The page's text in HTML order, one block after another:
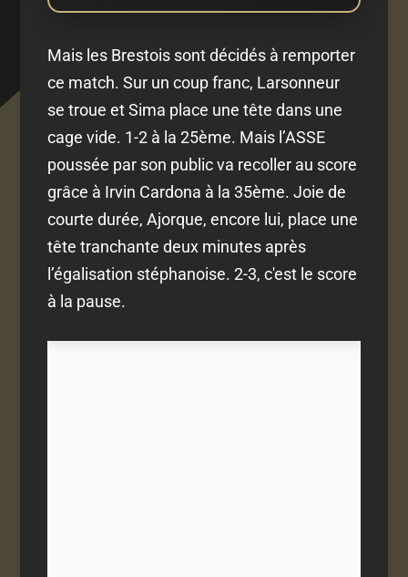
Mais les Brestois sont décidés à remporter
ce match. Sur un coup franc, Larsonneur
se troue et Sima place une tête dans une
cage vide. 1-2 à la 25ème. Mais l’ASSE
poussée par son public va recoller au score
grâce à Irvin Cardona à la 35ème. Joie de
courte durée, Ajorque, encore lui, place une
tête tranchante deux minutes après
l’égalisation stéphanoise. 2-3, c'est le score
à la pause.